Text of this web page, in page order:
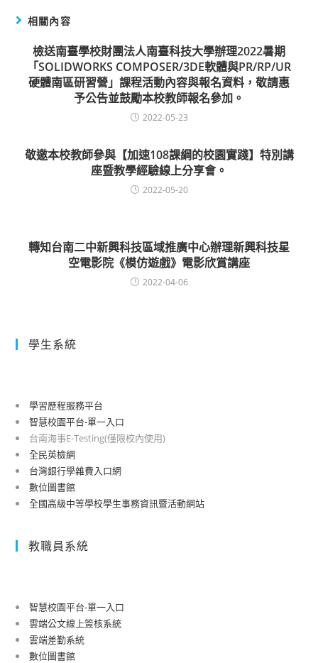
相關內容
檢送南臺學校財團法人南臺科技大學辦理2022暑期
「SOLIDWORKS COMPOSER/3DE軟體與PR/RP/UR
硬體南區研習營」課程活動內容與報名資料，敬請惠
予公告並鼓勵本校教師報名參加。
2022-05-23
敬邀本校教師參與【加速108課綱的校園實踐】特別講
座暨教學經驗線上分享會。
2022-05-20
轉知台南二中新興科技區域推廣中心辦理新興科技星
空電影院《模仿遊戲》電影欣賞講座
2022-04-06
學生系統
學習歷程服務平台
智慧校園平台-單一入口
台南海事E-Testing(僅限校內使用)
全民英檢網
台灣銀行學雜費入口網
數位圖書館
全國高級中等學校學生事務資訊暨活動網站
教職員系統
智慧校園平台-單一入口
雲端公文線上簽核系統
雲端差勤系統
數位圖書館